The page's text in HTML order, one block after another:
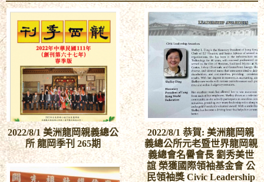
2022/8/1 美洲龍岡親義總公
所 龍岡季刊 265期
2022/8/1 恭賀: 美洲龍岡親
義總公所元老暨世界龍岡親
義總會名譽會長 劉秀美世
誼 榮獲國際領袖基金會 公
民領袖獎 Civic Leadership